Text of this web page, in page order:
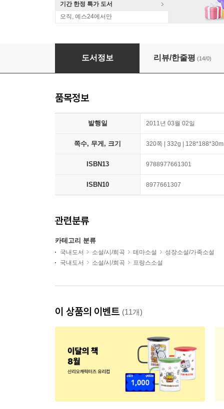
기간 한정 특가 도서
오직, 예스24에서만
댓츠 올 라잇 마마
도서정보 리뷰/한줄평 (14/0)
품목정보
발행일 2011년 03월 02일
쪽수, 무게, 크기 320쪽 | 332g |
ISBN13 9788977661301
ISBN10 8977661307
관련분류
카테고리 분류
국내도서 소설/시/희곡 테마소설
성장소설/가족소설
국내도서
소설/시/희곡 프랑스소설
이 상품의 이벤트 (11개)